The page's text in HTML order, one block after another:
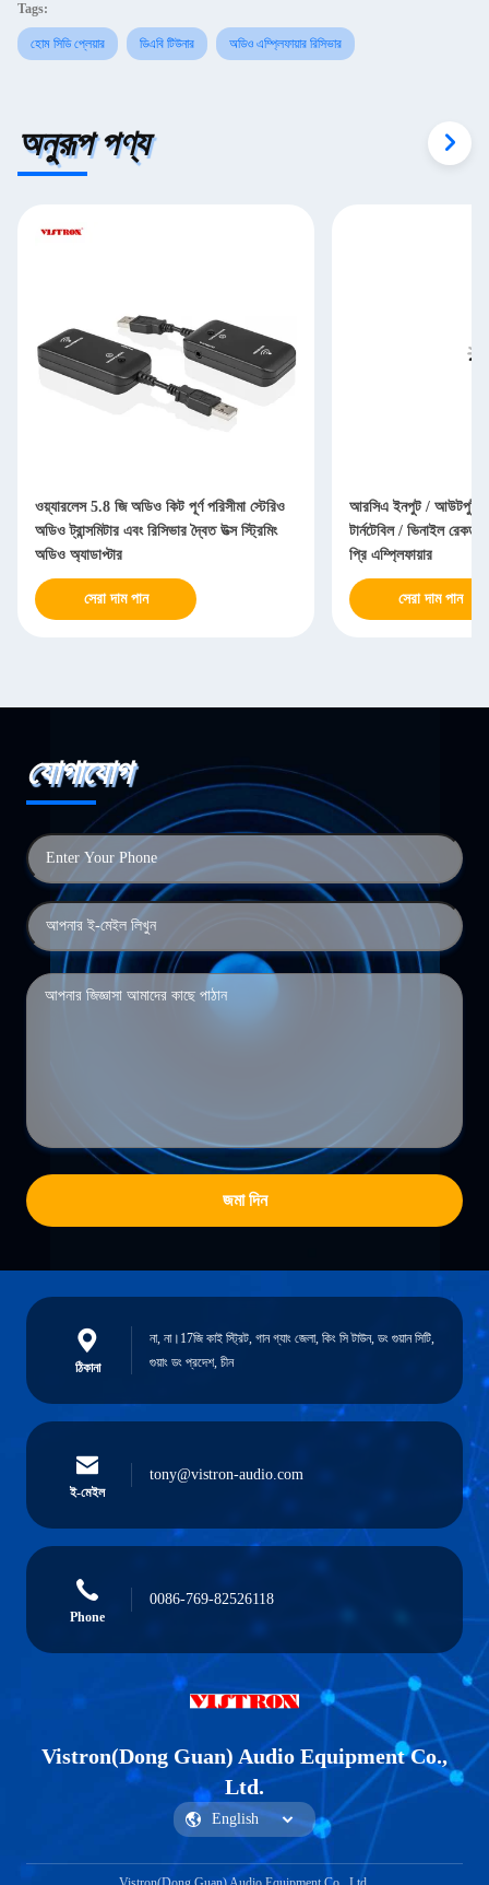
Tags:
হোম সিডি প্লেয়ার ডিএবি টিউনার অডিও এম্প্লিফায়ার রিসিভার
অনুরূপ পণ্য
ওয়্যারলেস 5.8 জি অডিও কিট পূর্ণ পরিসীমা স্টেরিও
অডিও ট্রান্সমিটার এবং রিসিভার দ্বৈত উত্স স্ট্রিমিং
অডিও অ্যাডাপ্টার
সেরা দাম পান
আরসিএ ইনপুট / আউটপুট
টার্নটেবিল / ভিনাইল রেকর্ড
প্রি এম্প্লিফায়ার
সেরা দাম পান
যোগাযোগ
জমা দিন
ঠিকানা
না, না।17জি কাই স্ট্রিট, গান গ্যাং জেলা, কিং সি টাউন, ডং গুয়ান সিটি,
গুয়াং ডং প্রদেশ, চীন
ই-মেইল
tony@vistron-audio.com
Phone
0086-769-82526118
Vistron(Dong Guan) Audio Equipment Co.,
Ltd.